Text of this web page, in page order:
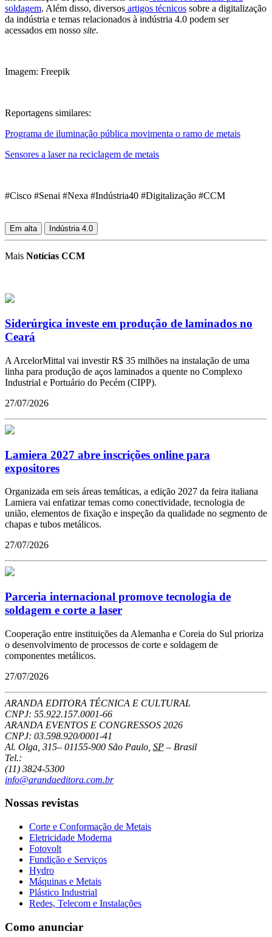
soldagem. Além disso, diversos artigos técnicos sobre a digitalização
da indústria e temas relacionados à indústria 4.0 podem ser
acessados em nosso site.
Imagem: Freepik
Reportagens similares:
Programa de iluminação pública movimenta o ramo de metais
Sensores a laser na reciclagem de metais
#Cisco #Senai #Nexa #Indústria40 #Digitalização #CCM
Em alta Indústria 4.0
Mais Notícias CCM
Siderúrgica investe em produção de laminados no
Ceará
A ArcelorMittal vai investir R$ 35 milhões na instalação de uma
linha para produção de aços laminados a quente no Complexo
Industrial e Portuário do Pecém (CIPP).
27/07/2026
Lamiera 2027 abre inscrições online para
expositores
Organizada em seis áreas temáticas, a edição 2027 da feira italiana
Lamiera vai enfatizar temas como conectividade, tecnologia de
união, elementos de fixação e inspeção da qualidade no segmento de
chapas e tubos metálicos.
27/07/2026
Parceria internacional promove tecnologia de
soldagem e corte a laser
Cooperação entre instituições da Alemanha e Coreia do Sul prioriza
o desenvolvimento de processos de corte e soldagem de
componentes metálicos.
27/07/2026
ARANDA EDITORA TÉCNICA E CULTURAL
CNPJ: 55.922.157.0001-66
ARANDA EVENTOS E CONGRESSOS 2026
CNPJ: 03.598.920/0001-41
Al. Olga, 315– 01155-900 São Paulo SP – Brasil
Tel.:
(11) 3824-5300
info@arandaeditora.com.br
Nossas revistas
Corte e Conformação de Metais
Eletricidade Moderna
Fotovolt
Fundição e Serviços
Hydro
Máquinas e Metais
Plástico Industrial
Redes, Telecom e Instalações
Como anunciar